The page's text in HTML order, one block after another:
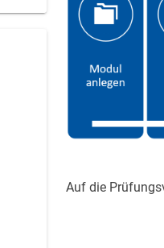
Auf die